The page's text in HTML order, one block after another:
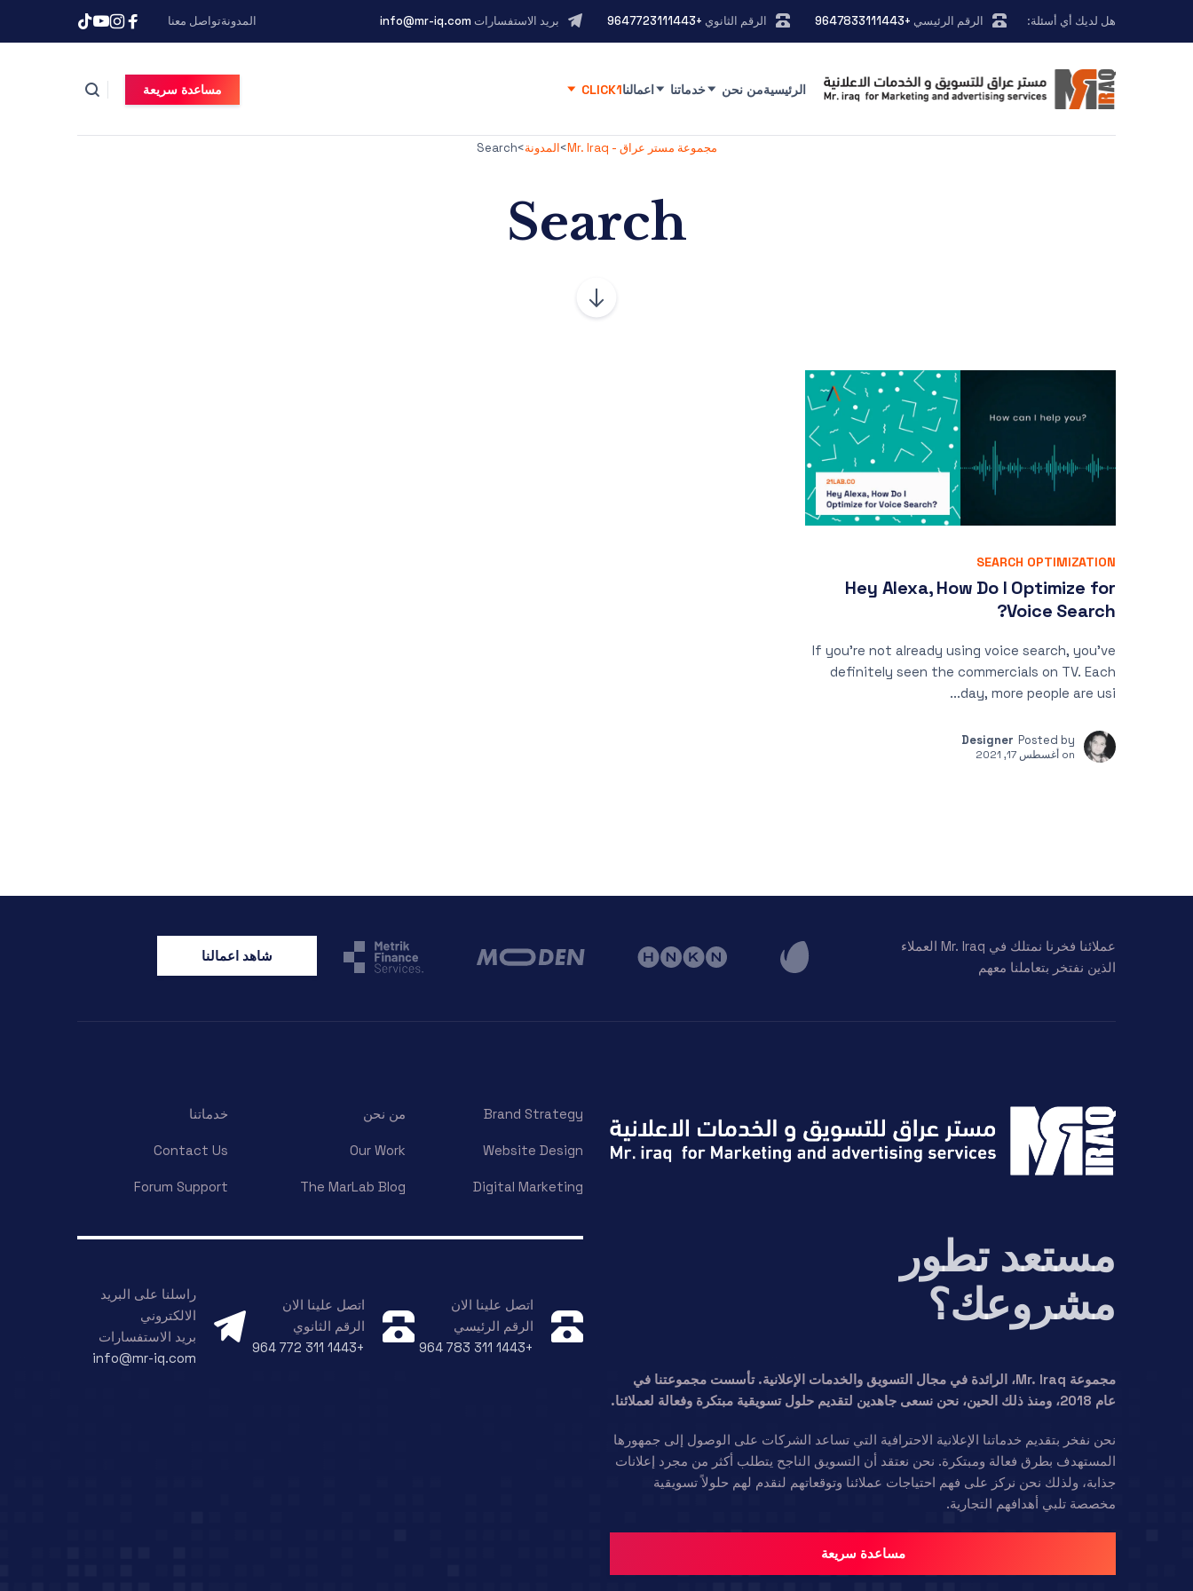
هل لديك أي أسئلة: الرقم الرئيسي +9647833111443 الرقم الثانوي +9647723111443 بريد الاستفسارات info@mr-iq.com المدونةتواصل معنا
الرئيسيةمن نحن خدماتنا اعمالناCLICK1 مساعدة سريعة
مجموعة مستر عراق - Mr. Iraq >المدونة>
Search
Search
SEARCH OPTIMIZATION
Hey Alexa, How Do I Optimize for
Voice Search?
If you’re not already using voice search, you’ve
definitely seen the commercials on TV. Each
day, more people are usi...
Posted by
Designer
on أغسطس 17, 2021
عملائنا فخرنا نمتلك في Mr. Iraq العملاء
الذين نفتخر بتعاملنا معهم
شاهد اعمالنا
مستعد تطور
مشروعك؟
مجموعة Mr. Iraq، الرائدة في مجال التسويق والخدمات الإعلانية. تأسست مجموعتنا في
عام 2018، ومنذ ذلك الحين، نحن نسعى جاهدين لتقديم حلول تسويقية مبتكرة وفعالة لعملائنا.
نحن نفخر بتقديم خدماتنا الإعلانية الاحترافية التي تساعد الشركات على الوصول إلى جمهورها
المستهدف بطرق فعالة ومبتكرة. نحن نعتقد أن التسويق الناجح يتطلب أكثر من مجرد إعلانات
جذابة، ولذلك نحن نركز على فهم احتياجات عملائنا وتوقعاتهم لنقدم لهم حلولاً تسويقية
مخصصة تلبي أهدافهم التجارية.
مساعدة سريعة
Brand Strategy من نحن خدماتنا
Website Design
Our Work
Contact Us
Digital Marketing
The MarLab Blog
Forum Support
اتصل علينا الان
الرقم الرئيسي
+964 783 311 1443
اتصل علينا الان
الرقم الثانوي
+964 772 311 1443
راسلنا على البريد
الالكتروني
بريد الاستفسارات
info@mr-iq.com